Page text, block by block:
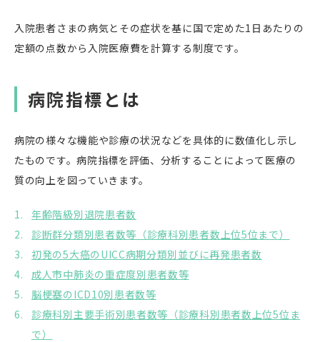
入院患者さまの病気とその症状を基に国で定めた1日あたりの
定額の点数から入院医療費を計算する制度です。
病院指標とは
病院の様々な機能や診療の状況などを具体的に数値化し示し
たものです。病院指標を評価、分析することによって医療の
質の向上を図っていきます。
年齢階級別退院患者数
診断群分類別患者数等（診療科別患者数上位5位まで）
初発の5大癌のUICC病期分類別並びに再発患者数
成人市中肺炎の重症度別患者数等
脳梗塞のICD10別患者数等
診療科別主要手術別患者数等（診療科別患者数上位5位ま
で）